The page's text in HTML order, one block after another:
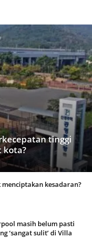
tinggi
kota?
kesadaran?
masih belum pasti
‘sangat sulit’ di Villa